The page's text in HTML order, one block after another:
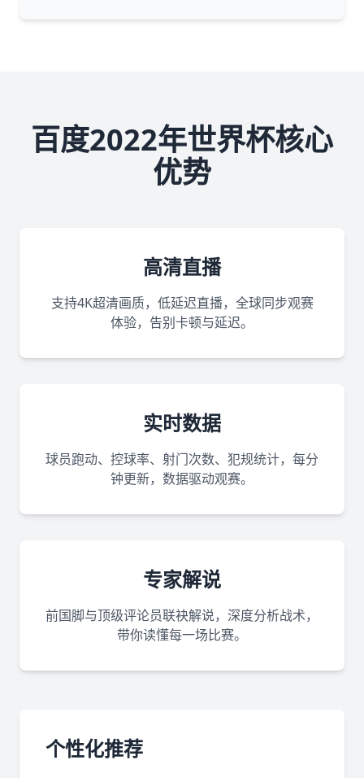
百度2022年世界杯核心
优势
高清直播
支持4K超清画质，低延迟直播，全球同步观赛
体验，告别卡顿与延迟。
实时数据
球员跑动、控球率、射门次数、犯规统计，每分
钟更新，数据驱动观赛。
专家解说
前国脚与顶级评论员联袂解说，深度分析战术，
带你读懂每一场比赛。
个性化推荐